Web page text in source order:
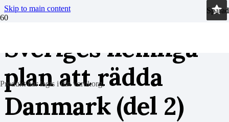
Skip to main content
Produkthar lagts i din varukorg.
Sveriges hemliga
plan att rädda
Danmark (del 2)
Sparad
Sparad
Sparad
Sparad